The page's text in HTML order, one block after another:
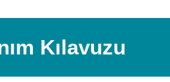
Kılavuzu